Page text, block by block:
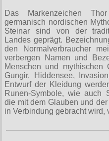
Das Markenzeichen
germanisch nordischen
Steinar sind von der
Landes geprägt.
den Normalverbraucher
verbergen Namen und
Menschen und mythischen
Gungir, Hiddensee,
Entwurf der Kleidung
Runen-Symbole, wie auch
die mit dem Glauben und
in Verbindung gebracht wird,